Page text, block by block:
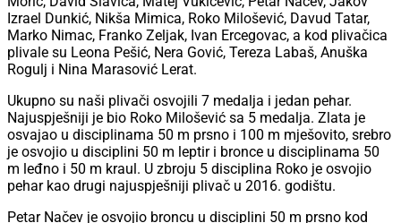
Izrael Dunkić, Nikša Mimica, Roko Milošević, Davud Tatar,
Marko Nimac, Franko Zeljak, Ivan Ercegovac, a kod plivačica
plivale su Leona Pešić, Nera Gović, Tereza Labaš, Anuška
Rogulj i Nina Marasović Lerat.
Ukupno su naši plivači osvojili 7 medalja i jedan pehar.
Najuspješniji je bio Roko Milošević sa 5 medalja. Zlata je
osvajao u disciplinama 50 m prsno i 100 m mješovito, srebro
je osvojio u disciplini 50 m leptir i bronce u disciplinama 50
m leđno i 50 m kraul. U zbroju 5 disciplina Roko je osvojio
pehar kao drugi najuspješniji plivač u 2016. godištu.
Petar Načev je osvojio broncu u disciplini 50 m prsno kod